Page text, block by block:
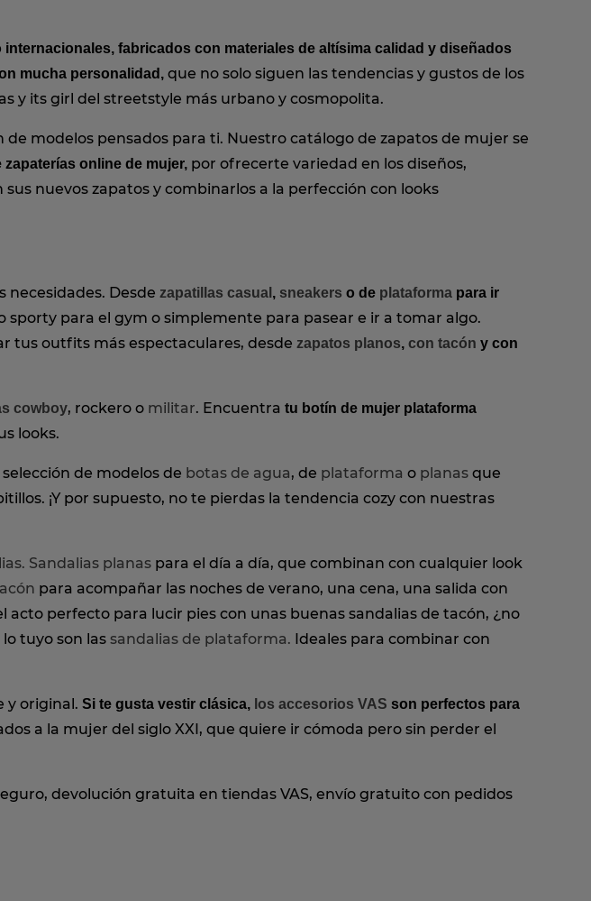
internacionales, fabricados con materiales de altísima calidad y diseñados
mucha personalidad, que no solo siguen las tendencias y gustos de los
y its girl del streetstyle más urbano y cosmopolita.
modelos pensados para ti. Nuestro catálogo de zapatos de mujer se
online de mujer, por ofrecerte variedad en los diseños,
nuevos zapatos y combinarlos a la perfección con looks
necesidades. Desdezapatillas casual , sneakers o de plataforma para ir
sporty para el gym o simplemente para pasear e ir a tomar algo.
tus outfits más espectaculares, desdezapatos planos,con tacón y con
cowboy, rockero o militar. Encuentratu botín de mujer plataforma
looks.
de modelos de botas de agua, de plataforma o planas que
¡Y por supuesto, no te pierdas la tendencia cozy con nuestras
Sandalias planas para el día a día, que combinan con cualquier look
para acompañar las noches de verano, una cena, una salida con
perfecto para lucir pies con unas buenas sandalias de tacón, ¿no
lo tuyo son lassandalias de plataforma. Ideales para combinar con
y original.Si te gusta vestir clásica, los accesorios VAS son perfectos para
a la mujer del siglo XXI, que quiere ir cómoda pero sin perder el
devolución gratuita en tiendas VAS, envío gratuito con pedidos